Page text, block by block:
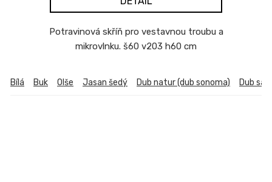
Potravinová skříň pro vestavnou troubu a
mikrovlnku. š60 v203 h60 cm
Bílá Buk Olše Jasan šedý Dub natur (dub sonoma) Dub